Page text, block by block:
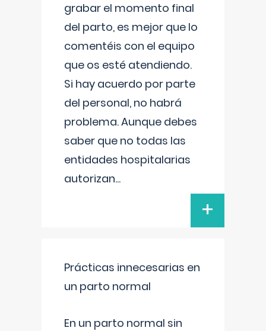
grabar el momento final
del parto, es mejor que lo
comentéis con el equipo
que os esté atendiendo.
Si hay acuerdo por parte
del personal, no habrá
problema. Aunque debes
saber que no todas las
entidades hospitalarias
autorizan...
+
Prácticas innecesarias en
un parto normal
En un parto normal sin